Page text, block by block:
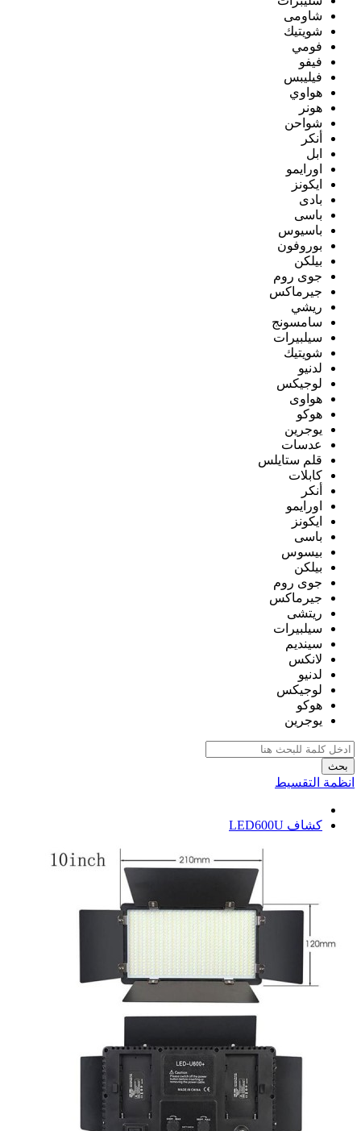
شاومى
شويتيك
فومي
فيفو
فيليبس
هواوي
هونر
شواحن
أنكر
ابل
اورايمو
ايكونز
بادى
باسى
باسيوس
بوروفون
بيلكن
جوى روم
جيرماكس
ريشي
سامسونج
سيلبيرات
شويتيك
لدنيو
لوجيكس
هواوى
هوكو
يوجرين
عدسات
قلم ستايلس
كابلات
أنكر
اورايمو
ايكونز
باسى
بيسوس
بيلكن
جوى روم
جيرماكس
ريتشى
سيلبيرات
سينديم
لانكس
لدنيو
لوجيكس
هوكو
يوجرين
بحث
انظمة التقسيط
كشاف LED600U